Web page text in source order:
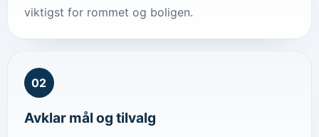
viktigst for rommet og boligen.
02
Avklar mål og tilvalg